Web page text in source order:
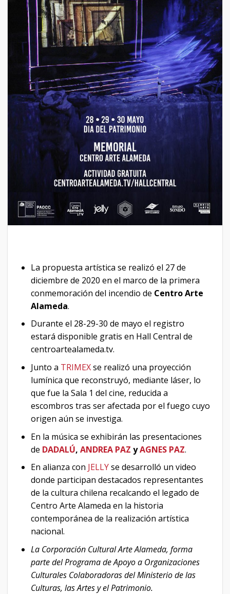
La propuesta artística se realizó el 27 de
diciembre de 2020 en el marco de la primera
conmemoración del incendio de Centro Arte
Alameda.
Durante el 28-29-30 de mayo el registro
estará disponible gratis en Hall Central de
centroartealameda.tv.
Junto a TRIMEXse realizó una proyección
lumínica que reconstruyó, mediante láser, lo
que fue la Sala 1 del cine, reducida a
escombros tras ser afectada por el fuego cuyo
origen aún se investiga.
En la música se exhibirán las presentaciones
de DADALÚ, ANDREA PAZ yAGNES PAZ.
En alianza con JELLYse desarrolló un video
donde participan destacados representantes
de la cultura chilena recalcando el legado de
Centro Arte Alameda en la historia
contemporánea de la realización artística
nacional.
La Corporación Cultural Arte Alameda, forma
parte del Programa de Apoyo a Organizaciones
Culturales Colaboradoras del Ministerio de las
Culturas, las Artes y el Patrimonio.